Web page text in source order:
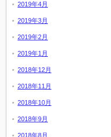
2019年4月
2019年3月
2019年2月
2019年1月
2018年12月
2018年11月
2018年10月
2018年9月
2018年8月